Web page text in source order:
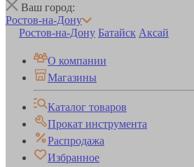
Ваш город:
Ростов-на-Дону
Ростов-на-Дону Батайск Аксай
О компании
Магазины
Каталог товаров
Прокат инструмента
Распродажа
Избранное